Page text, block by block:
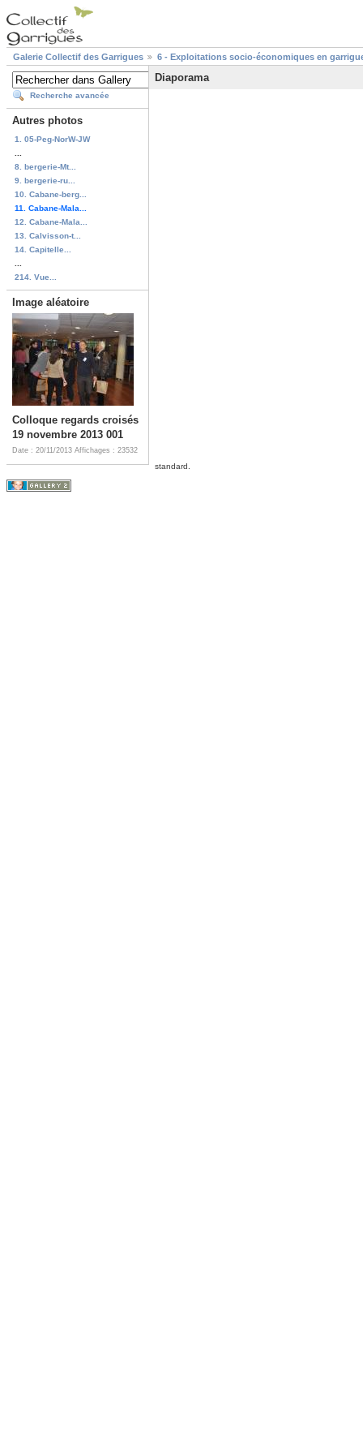
Galerie Collectif des Garrigues 6 - Exploitations socio-économiques en
Recherche avancée
Autres photos
1. 05-Peg-NorW-JW
8. bergerie-Mt...
9. bergerie-ru...
10. Cabane-berg...
11. Cabane-Mala...
12. Cabane-Mala...
13. Calvisson-t...
14. Capitelle...
214. Vue...
Image aléatoire
Colloque regards croisés
19 novembre 2013 001
Date : 20/11/2013 Affichages : 23532
Diaporama
standard.